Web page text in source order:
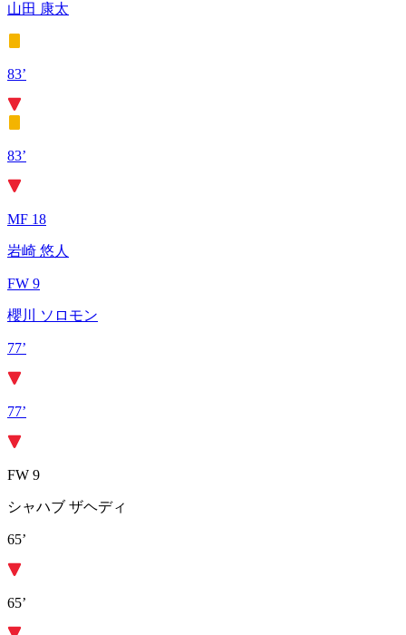
山田 康太
83’
83’
MF 18
岩崎 悠人
FW 9
櫻川 ソロモン
77’
77’
FW 9
シャハブ ザヘディ
65’
65’